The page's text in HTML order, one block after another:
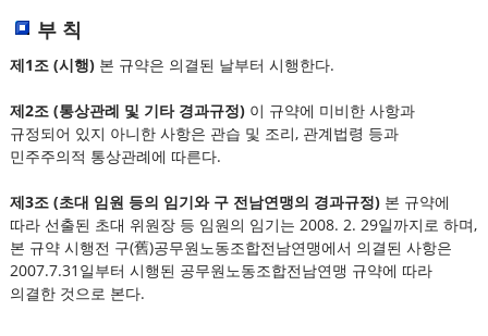
부 칙
제1조 (시행)본 규약은 의결된 날부터 시행한다.
제2조 (통상관례 및 기타 경과규정)이 규약에 미비한 사항과
규정되어 있지 아니한 사항은 관습 및 조리, 관계법령 등과
민주주의적 통상관례에 따른다.
제3조 (초대 임원 등의 임기와 구 전남연맹의 경과규정)본 규약에
따라 선출된 초대 위원장 등 임원의 임기는 2008. 2. 29일까지로 하며,
본 규약 시행전 구(舊)공무원노동조합전남연맹에서 의결된 사항은
2007.7.31일부터 시행된 공무원노동조합전남연맹 규약에 따라
의결한 것으로 본다.